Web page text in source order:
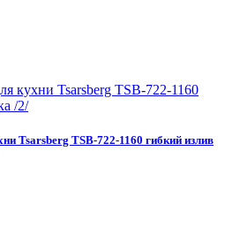
Tsarsberg TSB-722-1160 гибкий излив